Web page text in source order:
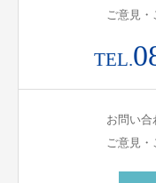
ご意見・
TEL.
お問い合
ご意見・